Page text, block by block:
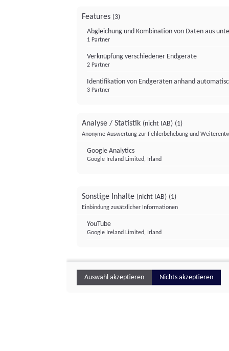
Features (3)
Abgleichung und Kombination von Daten aus
1 Partner
Verknüpfung verschiedener Endgeräte
2 Partner
Identifikation von Endgeräten anhand
3 Partner
Analyse / Statistik (nicht IAB) (1)
Anonyme Auswertung zur Fehlerbehebung und
Google Analytics
Google Ireland Limited, Irland
Sonstige Inhalte (nicht IAB) (1)
Einbindung zusätzlicher Informationen
YouTube
Google Ireland Limited, Irland
Auswahl akzeptieren Nichts akzeptieren